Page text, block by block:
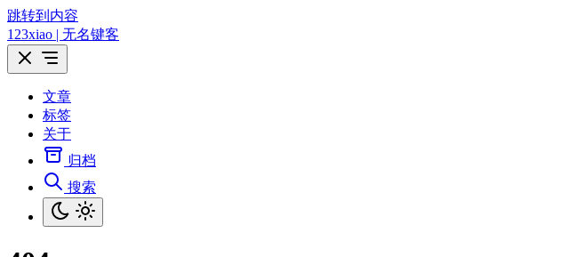
跳转到内容
123xiao | 无名键客
文章
标签
关于
归档
搜索